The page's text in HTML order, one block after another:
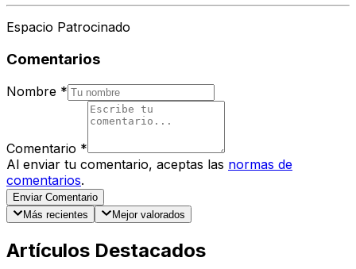
Espacio Patrocinado
Comentarios
Nombre *
Comentario *
Al enviar tu comentario, aceptas las normas de
comentarios.
Enviar Comentario
Más recientes
Mejor valorados
Artículos Destacados